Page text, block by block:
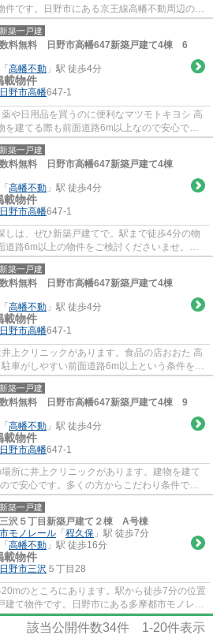
件です。日野市にある京王線高幡不動周辺の物
社にお任せ下さ...
築一戸建
料無料 日野市高幡647新築戸建て4棟 6
「 高幡不動 」駅 徒歩4分
載物件
日野市高幡647-1
や日用品を買うのに便利なマツモトキヨシ 高
を建てる際も前面道路6m以上なので安心で
の戸建て物件で設備も...
築一戸建
料無料 日野市高幡647新築戸建て4棟
「 高幡不動 」駅 徒歩4分
載物件
日野市高幡647-1
しは、ぜひ新築戸建てで。駅まで徒歩4分の物
道路6m以上の物件をご検討くださいませ。ご
紹介致します。日野...
築一戸建
料無料 日野市高幡647新築戸建て4棟
「 高幡不動 」駅 徒歩4分
載物件
日野市高幡647-1
上クリニックがあります。食品の店おおた 高
車がしやすい前面道路6m以上という条件を備
好評の、駅から徒歩...
築一戸建
料無料 日野市高幡647新築戸建て4棟 9
「 高幡不動 」駅 徒歩4分
載物件
日野市高幡647-1
所に井上クリニックがあります。建物を建て
で安心です。多くの方からこだわり条件でい
す。駅まで徒歩4分な...
築一戸建
三沢５丁目新築戸建て２棟 A号棟
モノレール 「 程久保 」駅 徒歩7分
「 高幡不動 」駅 徒歩16分
載物件
日野市三沢 ５丁目28
のところにあります。駅から徒歩7分の位置
建て物件です。日野市にある多摩都市モノレー
めの方、当社は一...
該当公開件数34件 1-20件表示